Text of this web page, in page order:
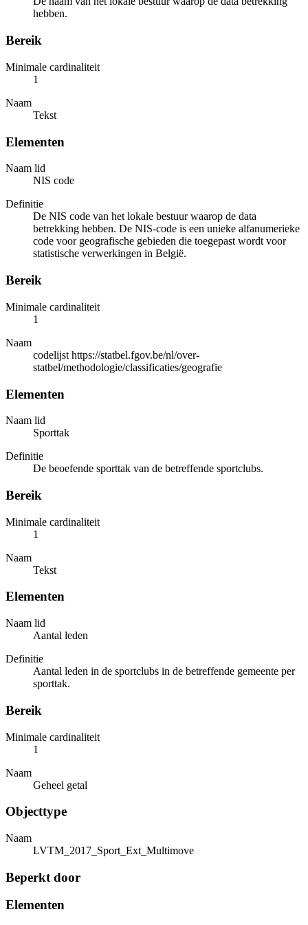
hebben.
Bereik
Minimale cardinaliteit
1
Naam
Tekst
Elementen
Naam lid
NIS code
Definitie
De NIS code van het lokale bestuur waarop de data
betrekking hebben. De NIS-code is een unieke alfanumerieke
code voor geografische gebieden die toegepast wordt voor
statistische verwerkingen in België.
Bereik
Minimale cardinaliteit
1
Naam
codelijst https://statbel.fgov.be/nl/over-
statbel/methodologie/classificaties/geografie
Elementen
Naam lid
Sporttak
Definitie
De beoefende sporttak van de betreffende sportclubs.
Bereik
Minimale cardinaliteit
1
Naam
Tekst
Elementen
Naam lid
Aantal leden
Definitie
Aantal leden in de sportclubs in de betreffende gemeente per
sporttak.
Bereik
Minimale cardinaliteit
1
Naam
Geheel getal
Objecttype
Naam
LVTM_2017_Sport_Ext_Multimove
Beperkt door
Elementen